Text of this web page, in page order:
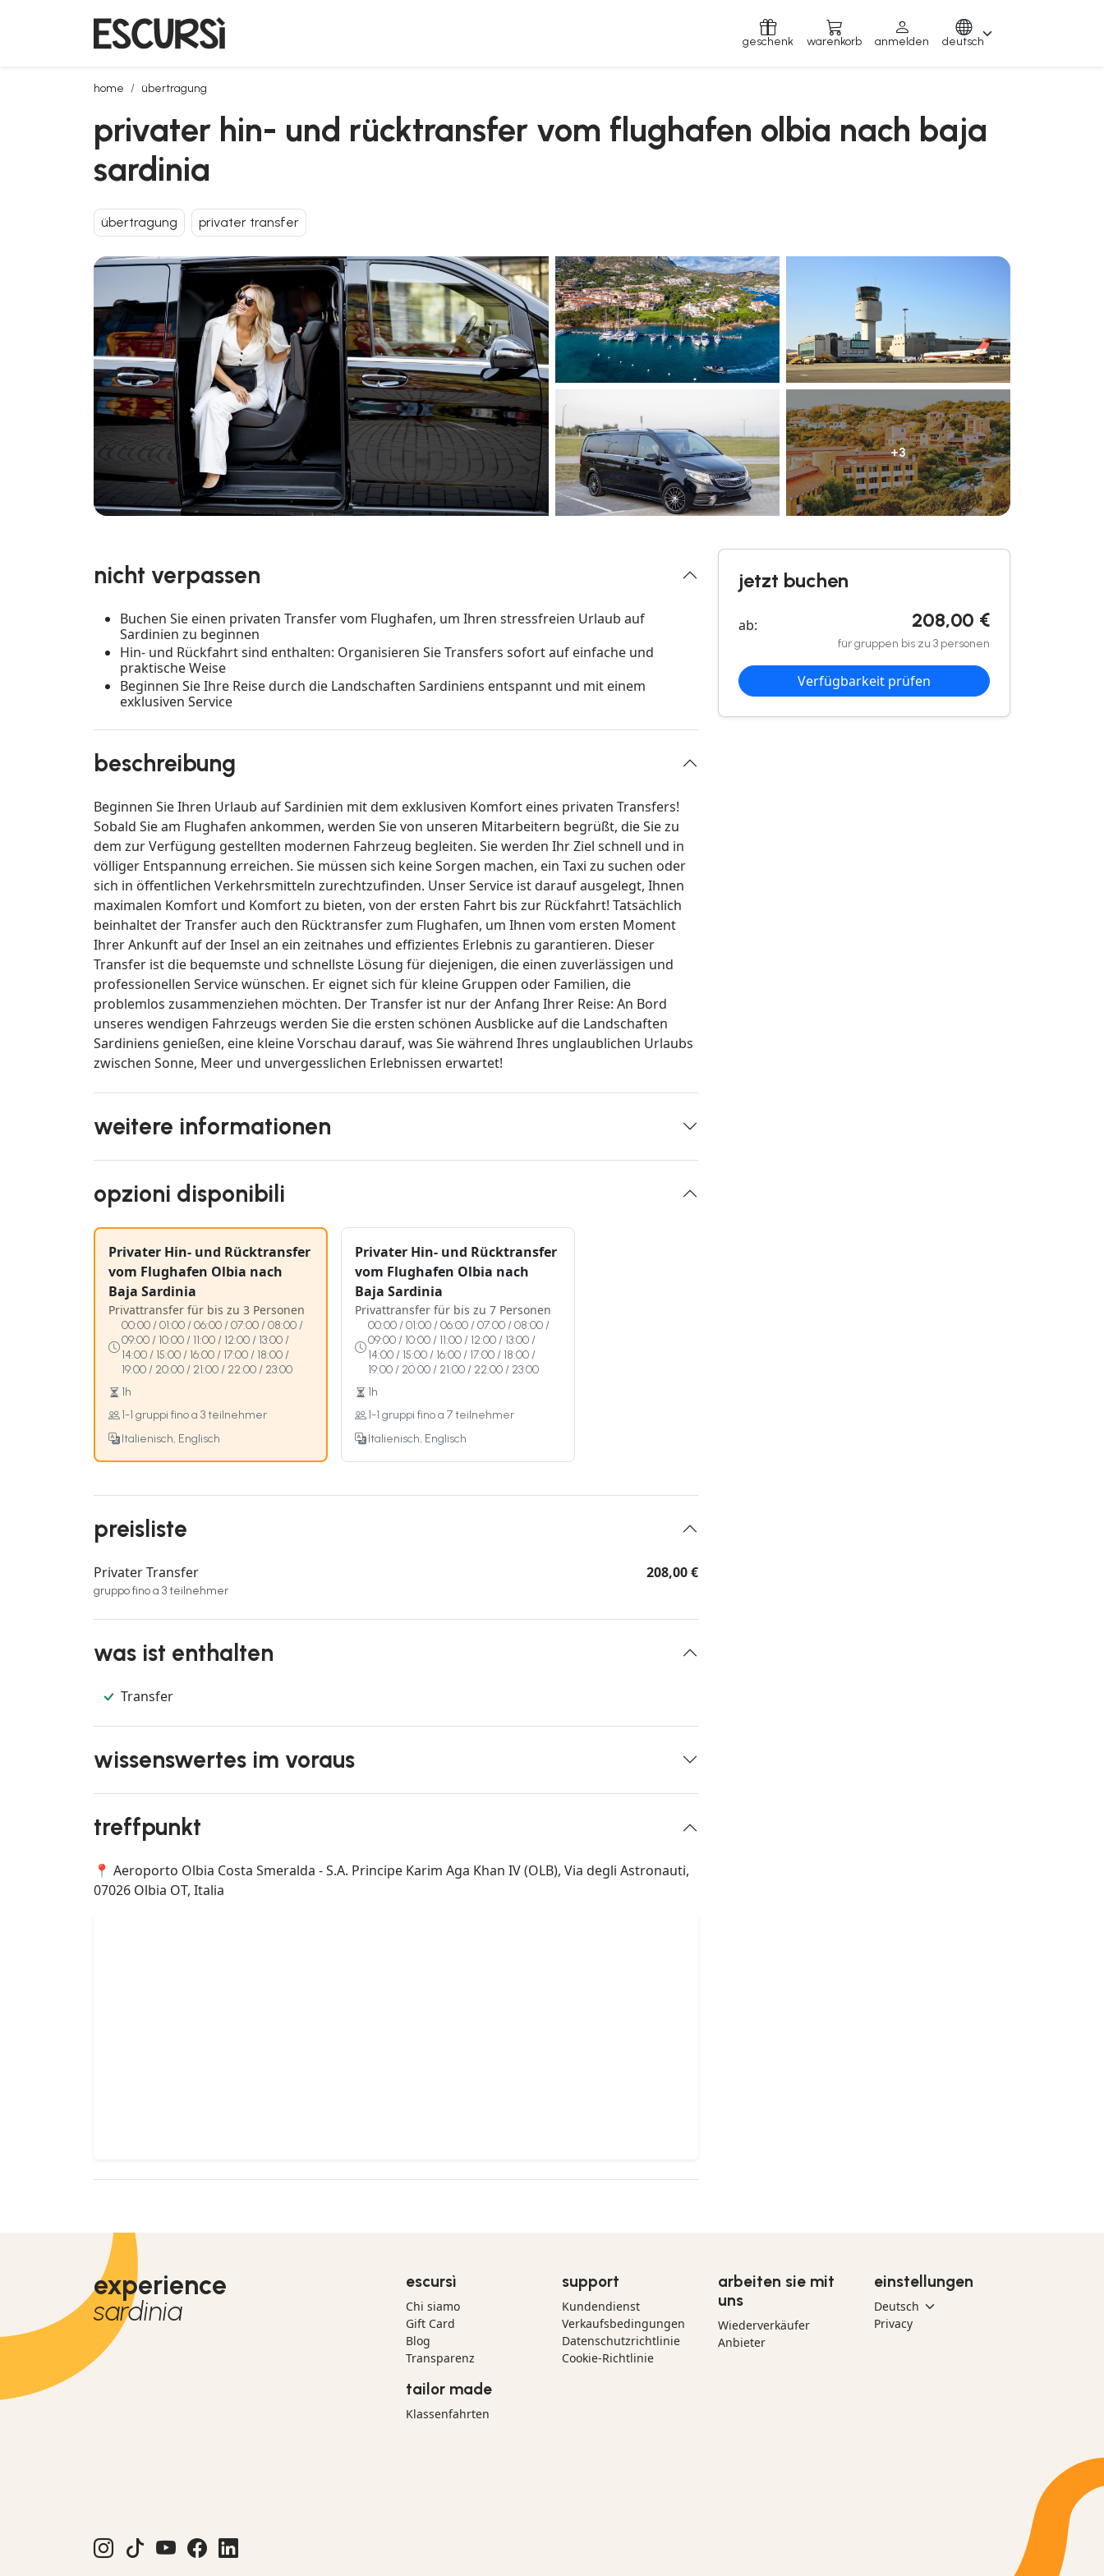
geschenk warenkorb anmelden deutsch
home übertragung
privater hin- und rücktransfer vom flughafen olbia nach baja sardinia
privater hin- und rücktransfer vom flughafen olbia nach baja
sardinia
übertragung privater transfer
+3
nicht verpassen
Buchen Sie einen privaten Transfer vom Flughafen, um Ihren stressfreien Urlaub auf
Sardinien zu beginnen
Hin- und Rückfahrt sind enthalten: Organisieren Sie Transfers sofort auf einfache und
praktische Weise
Beginnen Sie Ihre Reise durch die Landschaften Sardiniens entspannt und mit einem
exklusiven Service
beschreibung
Beginnen Sie Ihren Urlaub auf Sardinien mit dem exklusiven Komfort eines privaten Transfers!
Sobald Sie am Flughafen ankommen, werden Sie von unseren Mitarbeitern begrüßt, die Sie zu
dem zur Verfügung gestellten modernen Fahrzeug begleiten. Sie werden Ihr Ziel schnell und in
völliger Entspannung erreichen. Sie müssen sich keine Sorgen machen, ein Taxi zu suchen oder
sich in öffentlichen Verkehrsmitteln zurechtzufinden. Unser Service ist darauf ausgelegt, Ihnen
maximalen Komfort und Komfort zu bieten, von der ersten Fahrt bis zur Rückfahrt! Tatsächlich
beinhaltet der Transfer auch den Rücktransfer zum Flughafen, um Ihnen vom ersten Moment
Ihrer Ankunft auf der Insel an ein zeitnahes und effizientes Erlebnis zu garantieren. Dieser
Transfer ist die bequemste und schnellste Lösung für diejenigen, die einen zuverlässigen und
professionellen Service wünschen. Er eignet sich für kleine Gruppen oder Familien, die
problemlos zusammenziehen möchten. Der Transfer ist nur der Anfang Ihrer Reise: An Bord
unseres wendigen Fahrzeugs werden Sie die ersten schönen Ausblicke auf die Landschaften
Sardiniens genießen, eine kleine Vorschau darauf, was Sie während Ihres unglaublichen Urlaubs
zwischen Sonne, Meer und unvergesslichen Erlebnissen erwartet!
weitere informationen
opzioni disponibili
Privater Hin- und Rücktransfer
vom Flughafen Olbia nach
Baja Sardinia
Privattransfer für bis zu 3 Personen
00:00 / 01:00 / 06:00 / 07:00 / 08:00 /
09:00 / 10:00 / 11:00 / 12:00 / 13:00 /
14:00 / 15:00 / 16:00 / 17:00 / 18:00 /
19:00 / 20:00 / 21:00 / 22:00 / 23:00
1h
1-1 gruppi fino a 3 teilnehmer
Italienisch, Englisch
Privater Hin- und Rücktransfer
vom Flughafen Olbia nach
Baja Sardinia
Privattransfer für bis zu 7 Personen
00:00 / 01:00 / 06:00 / 07:00 / 08:00 /
09:00 / 10:00 / 11:00 / 12:00 / 13:00 /
14:00 / 15:00 / 16:00 / 17:00 / 18:00 /
19:00 / 20:00 / 21:00 / 22:00 / 23:00
1h
1-1 gruppi fino a 7 teilnehmer
Italienisch, Englisch
preisliste
Privater Transfer
gruppo fino a 3 teilnehmer
208,00 €
was ist enthalten
Transfer
wissenswertes im voraus
treffpunkt
📍 Aeroporto Olbia Costa Smeralda - S.A. Principe Karim Aga Khan IV (OLB), Via degli Astronauti,
07026 Olbia OT, Italia
jetzt buchen
ab: 208,00 €
für gruppen bis zu 3 personen
Verfügbarkeit prüfen
experience
sardinia
escursì
Chi siamo
Gift Card
Blog
Transparenz
tailor made
Klassenfahrten
support
Kundendienst
Verkaufsbedingungen
Datenschutzrichtlinie
Cookie-Richtlinie
arbeiten sie mit
uns
Wiederverkäufer
Anbieter
einstellungen
Privacy